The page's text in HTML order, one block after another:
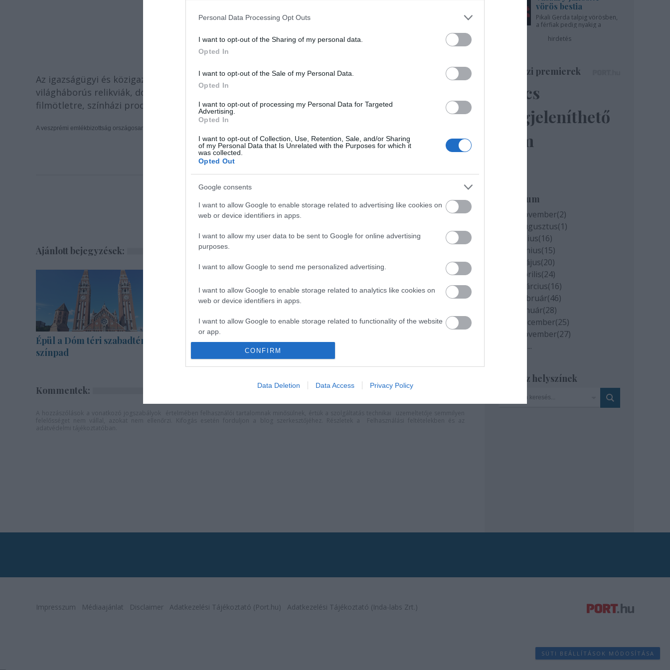
Personal Data Processing Opt Outs
I want to opt-out of the Sharing of my personal data.
Opted In
I want to opt-out of the Sale of my Personal Data.
Opted In
I want to opt-out of processing my Personal Data for Targeted
Advertising.
Opted In
I want to opt-out of Collection, Use, Retention, Sale, and/or Sharing
of my Personal Data that Is Unrelated with the Purposes for which it
was collected.
Opted Out
Google consents
I want to allow Google to enable storage related to advertising like cookies on
web or device identifiers in apps.
I want to allow my user data to be sent to Google for online advertising
purposes.
I want to allow Google to send me personalized advertising.
I want to allow Google to enable storage related to analytics like cookies on
web or device identifiers in apps.
I want to allow Google to enable storage related to functionality of the website
or app.
I want to allow Google to enable storage related to personalization.
authentication functionality and fraud prevention, and other user protection.
CONFIRM
Data Deletion Data Access Privacy Policy
Az igazságügyi és közigazgatási miniszter arról beszélt, hogy pályázni nemcsak az első
világháborús relikviák, dokumentumok gyűjtésére, feldolgozására lehet, hanem akár filmre vagy
filmötletre, színházi produkcióra, irodalmi estre is.
A veszprémi emlékbizottság országosan az elsők között kezdte meg munkáját, és tartalmas, színvonalas programokkal készül a centenáriumra - fűzte hozzá.
Ajánlott bejegyzések:
Épül a Dóm téri szabadtéri
színpad
"Csak engedjenek át a
határon, jövünk!"
Gasztronómiai utazás
Kommentek:
vörös bestia
Pikali Gerda talpig vörösben,
a férfiak pedig nyakig a
hirdetés
Színházi premierek
Nincs
megjeleníthető
elem
Archívum
2020 november(2)
2020 augusztus(1)
2020 július(16)
2020 június(15)
2020 május(20)
2020 április(24)
2020 március(16)
2020 február(46)
2020 január(28)
2019 december(25)
2019 november(27)
...
Szinház helyszínek
Impresszum Médiaajánlat Disclaimer Adatkezelési Tájékoztató (Port.hu) Adatkezelési Tájékoztató (Inda-labs Zrt.)
SÜTI BEÁLLÍTÁSOK MÓDOSÍTÁSA